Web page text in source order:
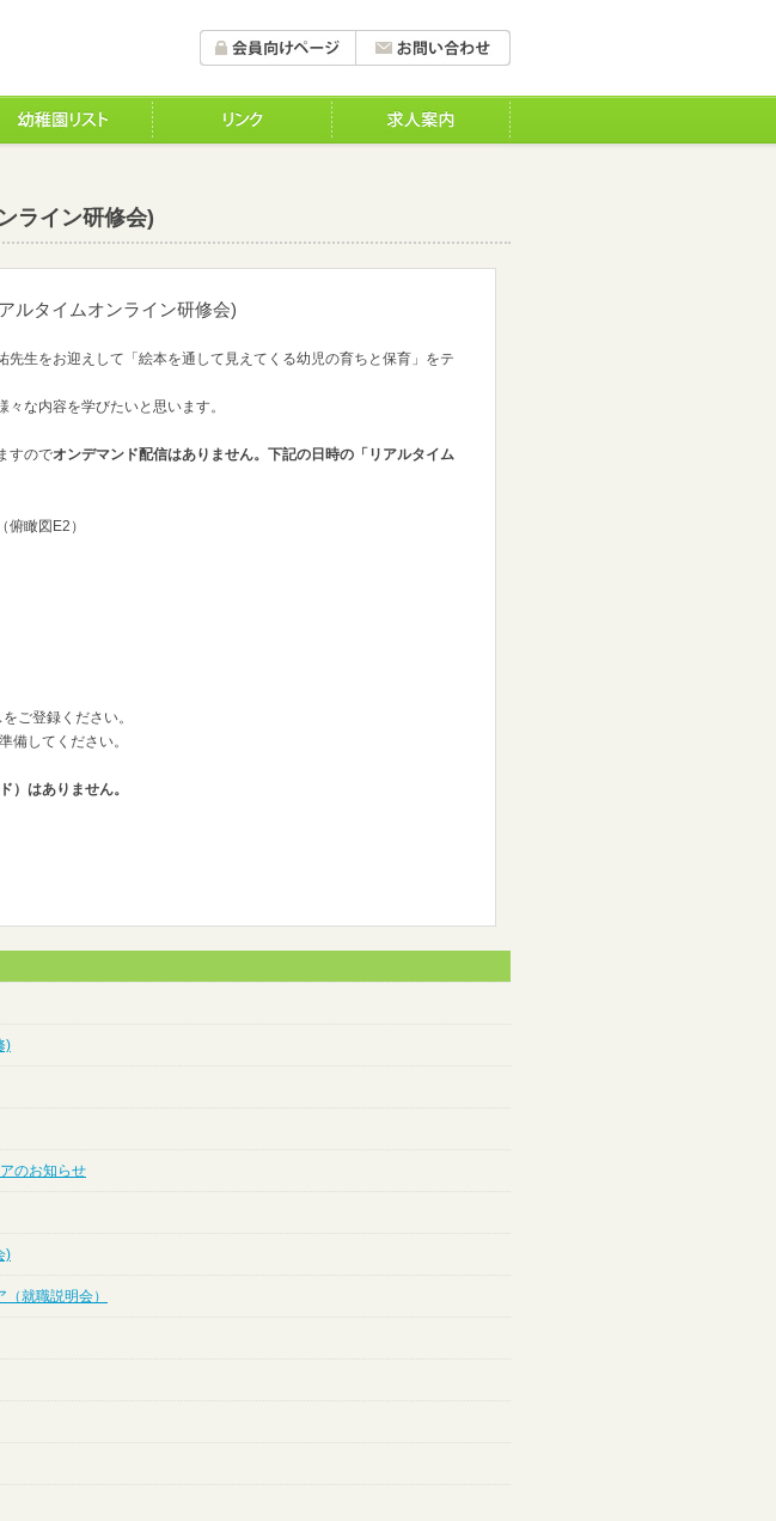
ライン研修会)
ルタイムオンライン研修会)
生をお迎えして「絵本を通して見えてくる幼児の育ちと保育」をテ
な内容を学びたいと思います。
すのでオンデマンド配信はありません。下記の日時の「リアルタイム
瞰図E2）
ご登録ください。
してください。
）はありません。
)
のお知らせ
)
就職説明会）